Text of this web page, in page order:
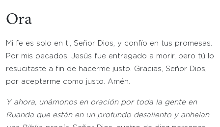
Ora
Mi fe es solo en ti, Señor Dios, y confío en tus promesas.
Por mis pecados, Jesús fue entregado a morir, pero tú lo
resucitaste a fin de hacerme justo. Gracias, Señor Dios,
por aceptarme como justo. Amén.
Y ahora, unámonos en oración por toda la gente en
Ruanda que están en un profundo desaliento y anhelan